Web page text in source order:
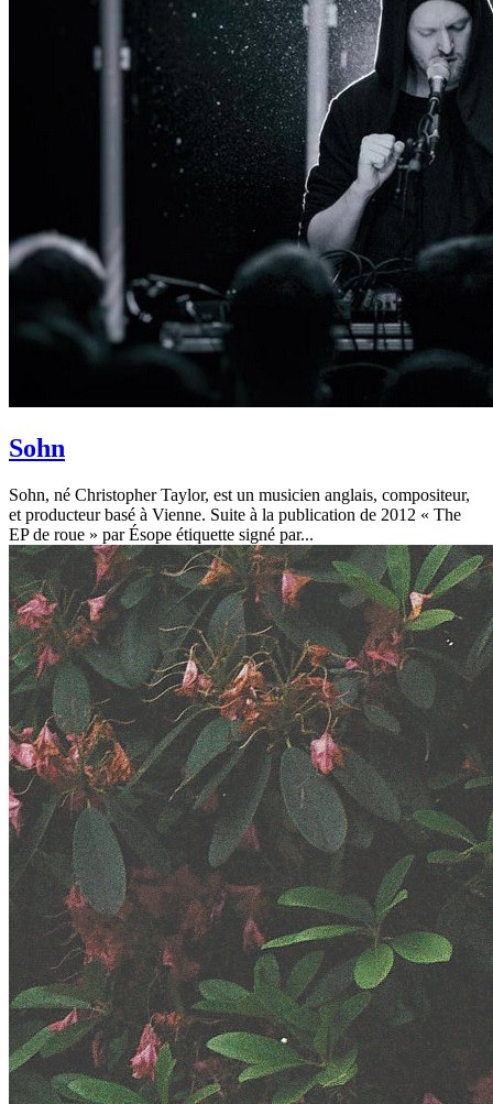
Sohn
Sohn, né Christopher Taylor, est un musicien anglais, compositeur,
et producteur basé à Vienne. Suite à la publication de 2012 « The
EP de roue » par Ésope étiquette signé par...